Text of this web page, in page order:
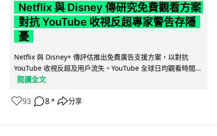
Netflix 與 Disney 傳研究免費觀看方案
對抗 YouTube 收視反超專家警告存隱
憂
Netflix 與 Disney+ 傳評估推出免費廣告支援方案，以對抗
YouTube 收視反超及用戶流失。YouTube 全球日均觀看時間...
閱讀全文
93 8 ↗ 分享